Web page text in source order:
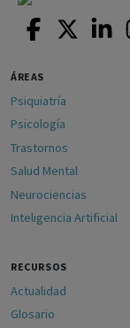
ÁREAS
Psiquiatría
Psicología
Trastornos
Salud Mental
Neurociencias
Inteligencia Artificial
RECURSOS
Actualidad
Glosario